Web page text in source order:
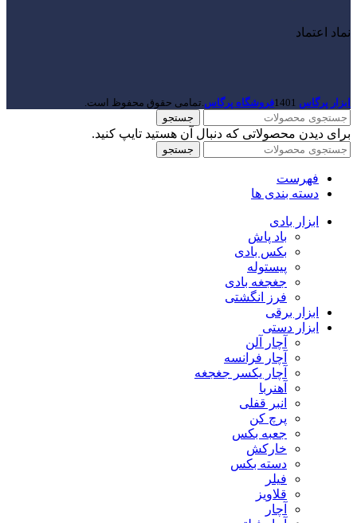
نماد اعتماد
ابزار پرگاس 1401فروشگاه پرگاس.تمامی حقوق محفوظ است.
جستجو
برای دیدن محصولاتی که دنبال آن هستید تایپ کنید.
جستجو
فهرست
دسته بندی ها
ابزار بادی
باد پاش
بکس بادی
پیستوله
جغجغه بادی
فرز انگشتی
ابزار برقی
ابزار دستی
آچار آلن
آچار فرانسه
آچار یکسر جغجغه
آهنربا
انبر قفلی
پرچ کن
جعبه بکس
خارکش
دسته بکس
فیلر
قلاویز
آچار